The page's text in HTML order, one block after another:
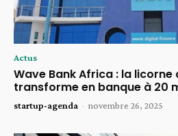
Actus
Wave Bank Africa : la
transforme en banque à 20
startup-agenda - novembre 26, 2025